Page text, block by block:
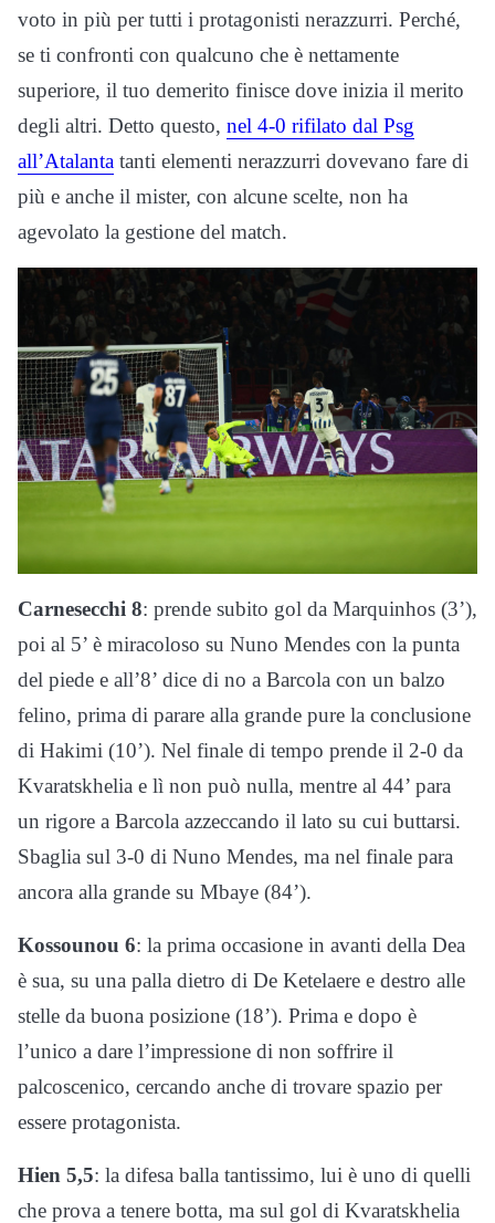
voto in più per tutti i protagonisti nerazzurri. Perché,
se ti confronti con qualcuno che è nettamente
superiore, il tuo demerito finisce dove inizia il merito
degli altri. Detto questo, nel 4-0 rifilato dal Psg
all’Atalanta tanti elementi nerazzurri dovevano fare di
più e anche il mister, con alcune scelte, non ha
agevolato la gestione del match.
Carnesecchi 8: prende subito gol da Marquinhos (3’),
poi al 5’ è miracoloso su Nuno Mendes con la punta
del piede e all’8’ dice di no a Barcola con un balzo
felino, prima di parare alla grande pure la conclusione
di Hakimi (10’). Nel finale di tempo prende il 2-0 da
Kvaratskhelia e lì non può nulla, mentre al 44’ para
un rigore a Barcola azzeccando il lato su cui buttarsi.
Sbaglia sul 3-0 di Nuno Mendes, ma nel finale para
ancora alla grande su Mbaye (84’).
Kossounou 6: la prima occasione in avanti della Dea
è sua, su una palla dietro di De Ketelaere e destro alle
stelle da buona posizione (18’). Prima e dopo è
l’unico a dare l’impressione di non soffrire il
palcoscenico, cercando anche di trovare spazio per
essere protagonista.
Hien 5,5: la difesa balla tantissimo, lui è uno di quelli
che prova a tenere botta, ma sul gol di Kvaratskhelia